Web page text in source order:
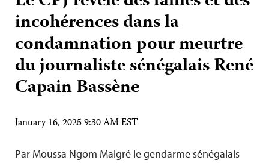
incohérences dans la
condamnation pour meurtre
du journaliste sénégalais René
Capain Bassène
January 16, 2025 9:30 AM EST
Par Moussa Ngom Malgré le gendarme sénégalais